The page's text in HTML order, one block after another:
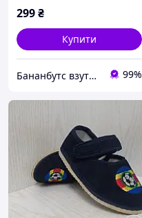
299₴
Купити
Бананбутс взуття сумки рюкзаки аксесуари 99%